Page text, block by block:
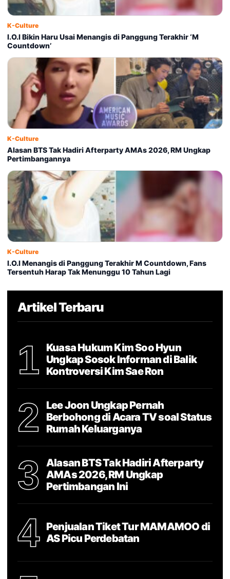
K-Culture
I.O.I Bikin Haru Usai Menangis di Panggung Terakhir ‘M
Countdown’
K-Culture
Alasan BTS Tak Hadiri Afterparty AMAs 2026, RM Ungkap
Pertimbangannya
K-Culture
I.O.I Menangis di Panggung Terakhir M Countdown, Fans
Tersentuh Harap Tak Menunggu 10 Tahun Lagi
Artikel Terbaru
1
Kuasa Hukum Kim Soo Hyun
Ungkap Sosok Informan di Balik
Kontroversi Kim Sae Ron
2
Lee Joon Ungkap Pernah
Berbohong di Acara TV soal Status
Rumah Keluarganya
3
Alasan BTS Tak Hadiri Afterparty
AMAs 2026, RM Ungkap
Pertimbangan Ini
4
Penjualan Tiket Tur MAMAMOO di
AS Picu Perdebatan